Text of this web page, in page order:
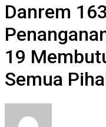
Danrem
19
Semua